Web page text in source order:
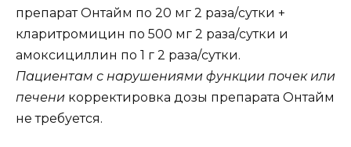
препарат Онтайм по 20 мг 2 раза/сутки +
кларитромицин по 500 мг 2 раза/сутки и
амоксициллин по 1 г 2 раза/сутки.
Пациентам с нарушениями функции почек или
печени корректировка дозы препарата Онтайм
не требуется.